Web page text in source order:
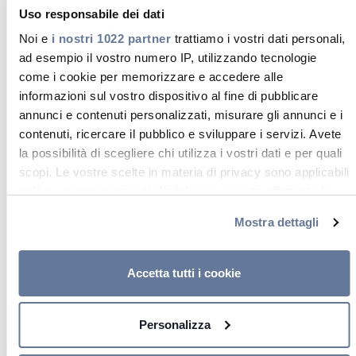
Uso responsabile dei dati
Noi e i nostri 1022 partnertrattiamo i vostri dati personali,
ad esempio il vostro numero IP, utilizzando tecnologie
come i cookie per memorizzare e accedere alle
informazioni sul vostro dispositivo al fine di pubblicare
annunci e contenuti personalizzati, misurare gli annunci e i
contenuti, ricercare il pubblico e sviluppare i servizi. Avete
la possibilità di scegliere chi utilizza i vostri dati e per quali
scopi. Le vostre scelte in materia di privacy sono applicabili
consenso in qualsiasi momento dalla Dichiarazione sui
cookie o facendo clic sull'icona di attivazione della privacy.
geografica, con un'approssimazione di qualche metro,
Identificare il tuo dispositivo, scansionandolo
Mostra dettagli
Accetta tutti i cookie
Personalizza
ecc.)
Toggle
Details
Cavi per la fornitura di energia a
pompe e altre attrezzature
Details
Cavi per installazione fissa su
nastro trasportatore o parete
laterale
Toggle
Cavi per l’industria estrattiva a cielo
Cavi di avvolgimento
Toggle